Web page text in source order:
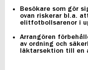
Besökare som gör
ovan riskerar bl.a.
elitfotbollsarenor i
Arrangören
av ordning och
läktarsektion till en